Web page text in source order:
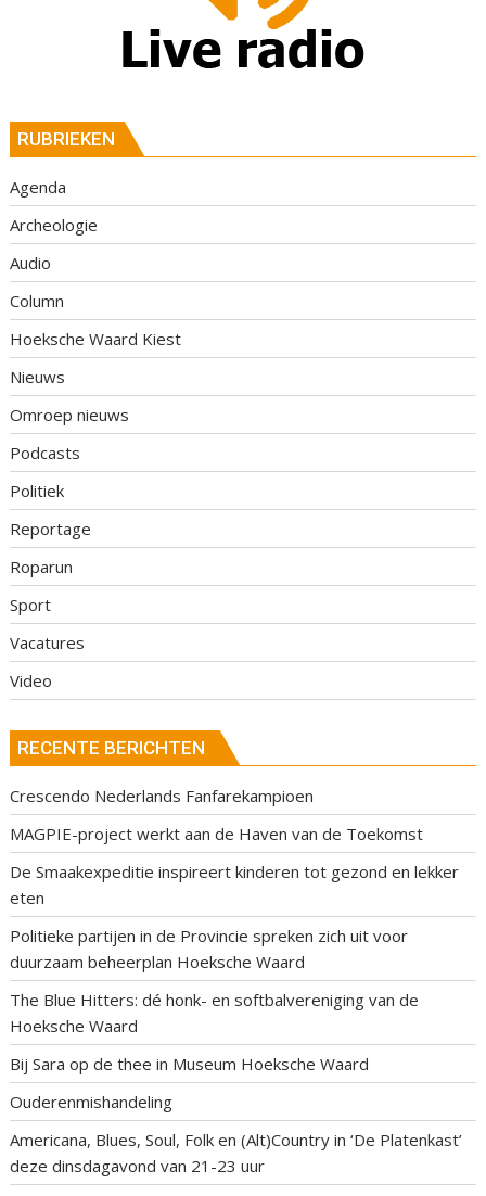
RUBRIEKEN
Agenda
Archeologie
Audio
Column
Hoeksche Waard Kiest
Nieuws
Omroep nieuws
Podcasts
Politiek
Reportage
Roparun
Sport
Vacatures
Video
RECENTE BERICHTEN
Crescendo Nederlands Fanfarekampioen
MAGPIE-project werkt aan de Haven van de Toekomst
De Smaakexpeditie inspireert kinderen tot gezond en lekker
eten
Politieke partijen in de Provincie spreken zich uit voor
duurzaam beheerplan Hoeksche Waard
The Blue Hitters: dé honk- en softbalvereniging van de
Hoeksche Waard
Bij Sara op de thee in Museum Hoeksche Waard
Ouderenmishandeling
Americana, Blues, Soul, Folk en (Alt)Country in ‘De Platenkast’
deze dinsdagavond van 21-23 uur